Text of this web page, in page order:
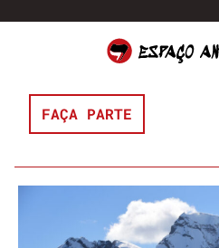
FAÇA PARTE